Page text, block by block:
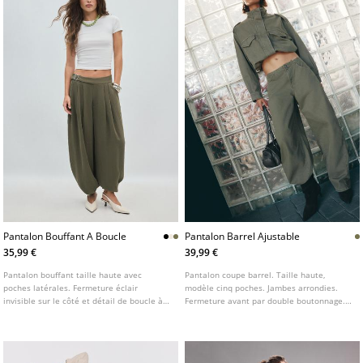
Pantalon Bouffant A Boucle
35,99 €
Pantalon bouffant taille haute avec
poches latérales. Fermeture éclair
invisible sur le côté et détail de boucle à
Pantalon Barrel Ajustable
39,99 €
Pantalon coupe barrel. Taille haute,
modèle cinq poches. Jambes arrondies.
Fermeture avant par double boutonnage.